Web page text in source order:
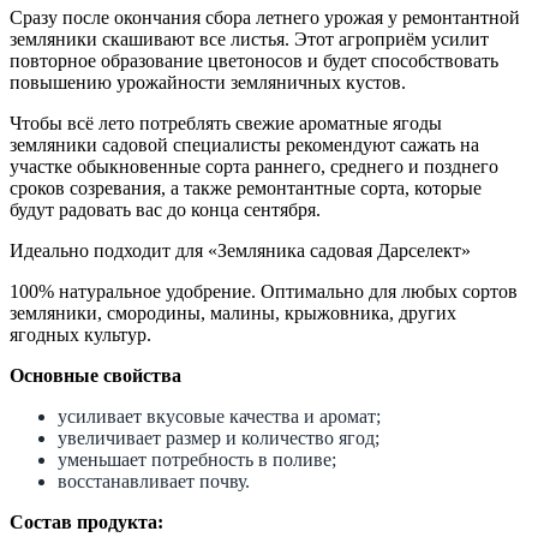
Сразу после окончания сбора летнего урожая у ремонтантной
земляники скашивают все листья. Этот агроприём усилит
повторное образование цветоносов и будет способствовать
повышению урожайности земляничных кустов.
Чтобы всё лето потреблять свежие ароматные ягоды
земляники садовой специалисты рекомендуют сажать на
участке обыкновенные сорта раннего, среднего и позднего
сроков созревания, а также ремонтантные сорта, которые
будут радовать вас до конца сентября.
Идеально подходит для «Земляника садовая Дарселект»
100% натуральное удобрение. Оптимально для любых сортов
земляники, смородины, малины, крыжовника, других
ягодных культур.
Основные свойства
усиливает вкусовые качества и аромат;
увеличивает размер и количество ягод;
уменьшает потребность в поливе;
восстанавливает почву.
Состав продукта: